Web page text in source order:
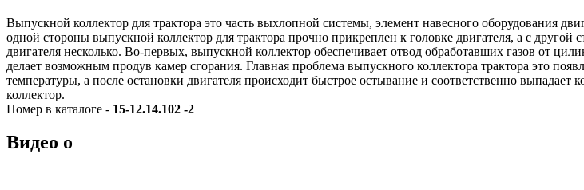
Выпускной коллектор для трактора это часть выхлопной системы, элемент навесного оборудования
одной стороны выпускной коллектор для трактора прочно прикреплен к головке двигателя, а с
двигателя несколько. Во-первых, выпускной коллектор обеспечивает отвод обработавших газов от
делает возможным продув камер сгорания. Главная проблема выпускного коллектора трактора это
температуры, а после остановки двигателя происходит быстрое остывание и соответственно
коллектор.
Номер в каталоге - 15-12.14.102 -2
Видео о